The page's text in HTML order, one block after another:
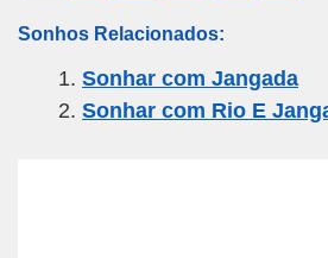
ail c
e
b
tt
er
e
gr
a
s
A
Sonhos Relacionados:
Sonhar com Jangada
Sonhar com Rio E